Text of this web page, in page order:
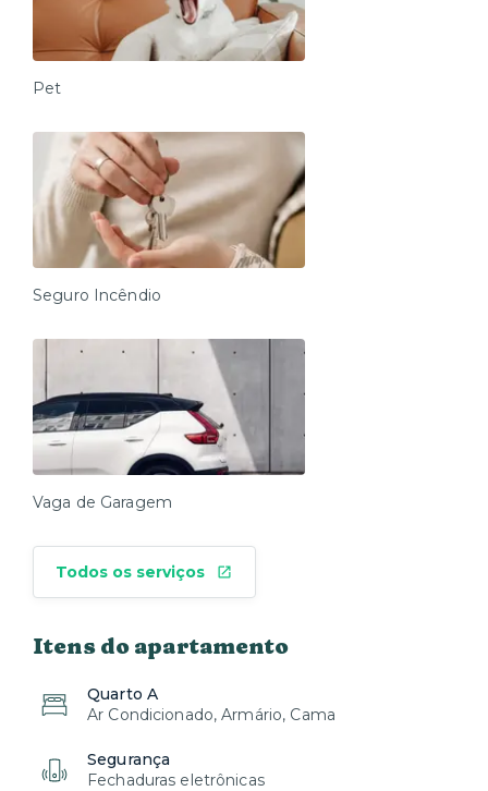
Pet
Seguro Incêndio
Vaga de Garagem
Todos os serviços
Itens do apartamento
Quarto A
Ar Condicionado, Armário, Cama
Segurança
Fechaduras eletrônicas